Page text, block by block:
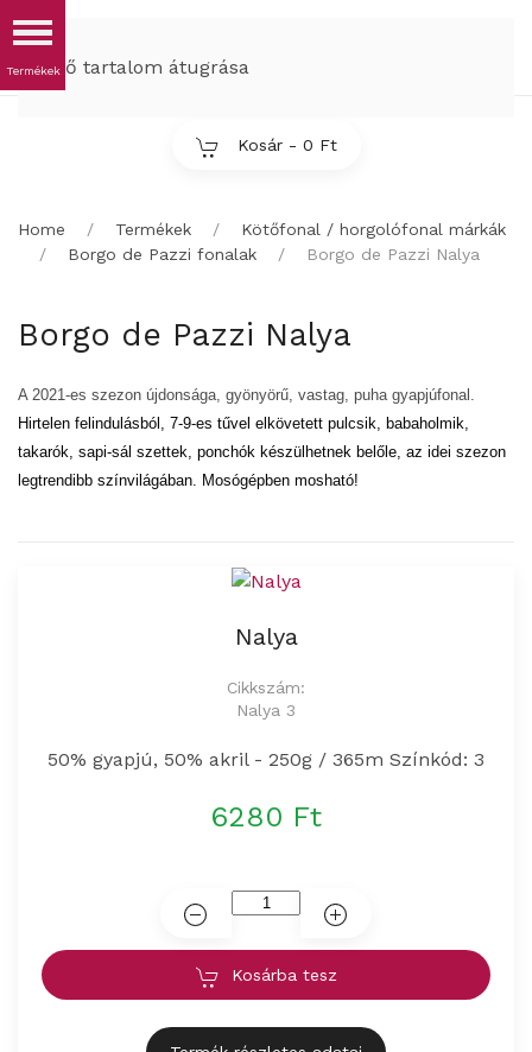
Fő tartalom átugrása
Kosár - 0 Ft
Home Termékek
Kötőfonal / horgolófonal márkák
Borgo de Pazzi fonalak
Borgo de Pazzi Nalya
Borgo de Pazzi Nalya
A 2021-es szezon újdonsága, gyönyörű, vastag, puha gyapjúfonal.
Hirtelen felindulásból, 7-9-es tűvel elkövetett pulcsik, babaholmik,
takarók, sapi-sál szettek, ponchók készülhetnek belőle, az idei szezon
legtrendibb színvilágában. Mosógépben mosható!
Nalya
Cikkszám:
Nalya 3
50% gyapjú, 50% akril - 250g / 365m Színkód: 3
6280 Ft
Kosárba tesz